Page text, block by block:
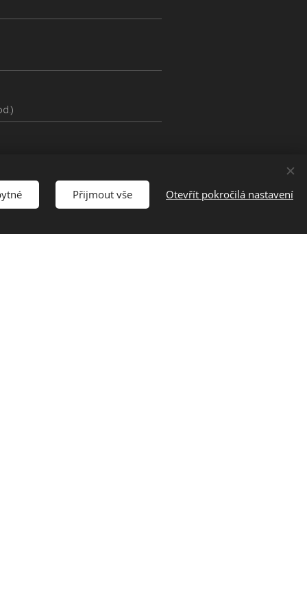
Přijmout vše Otevřít pokročilá nastavení